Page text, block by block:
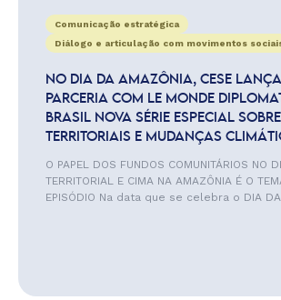
Comunicação estratégica
Diálogo e articulação com movimentos
NO DIA DA AMAZÔNIA, CESE
PARCERIA COM LE MONDE
BRASIL NOVA SÉRIE ESPECIAL
TERRITORIAIS E MUDANÇAS
O PAPEL DOS FUNDOS COMUNITÁRIOS NO
TERRITORIAL E CIMA NA AMAZÔNIA É O
EPISÓDIO Na data que se celebra o DIA DA